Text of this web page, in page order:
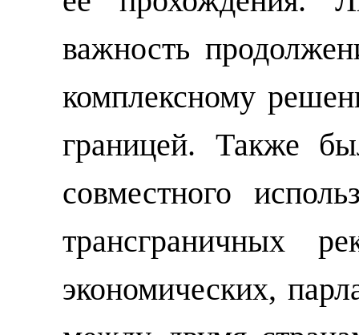
важность
комплексному
границей. Также
совместного
трансграничных
экономических,